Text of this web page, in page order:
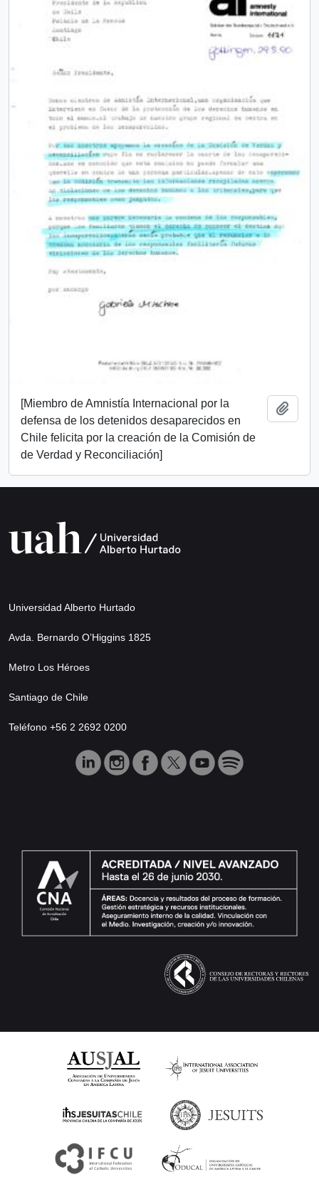
[Miembro de Amnistía Internacional por la
defensa de los detenidos desaparecidos en
Chile felicita por la creación de la Comisión de
de Verdad y Reconciliación]
Universidad Alberto Hurtado
Avda. Bernardo O’Higgins 1825
Metro Los Héroes
Santiago de Chile
Teléfono +56 2 2692 0200